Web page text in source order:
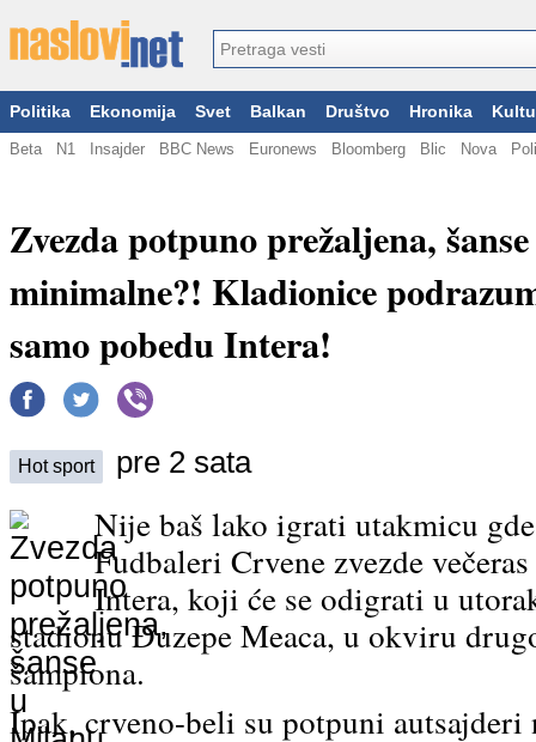
Politika Ekonomija Svet Balkan Društvo Hronika
Beta N1 Insajder BBC News Euronews Bloomberg Blic Nova
Zvezda potpuno prežaljena,
minimalne?! Kladionice
samo pobedu Intera!
Hot sport pre 2 sata
Nije baš lako igrati utakmicu
Fudbaleri Crvene zvezde
Intera, koji će se odigrati u
stadionu Đuzepe Meaca, u okviru
šampiona.
Ipak, crveno-beli su potpuni